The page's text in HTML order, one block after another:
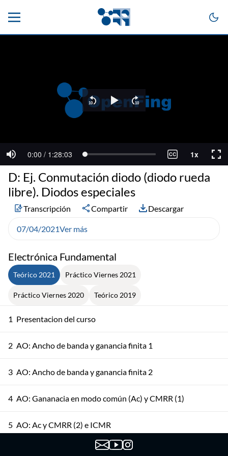
Electrónica Fundamental
Teórico 2021 Práctico Viernes 2021
Práctico Viernes 2020 Teórico 2019
1 Presentacion del curso
2 AO: Ancho de banda y ganancia finita 1
3 AO: Ancho de banda y ganancia finita 2
4 AO: Gananacia en modo común (Ac) y CMRR (1)
5 AO: Ac y CMRR (2) e ICMR
AO: No idealidades DC, Integrador, Excursión de Salida y
D: Ej. Conmutación diodo (diodo rueda
libre). Diodos especiales
Transcripción Compartir Descargar
07/04/2021Ver más